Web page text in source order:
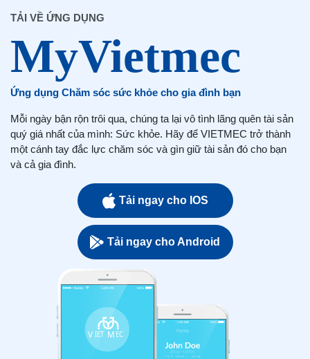
TẢI VỀ ỨNG DỤNG
Ứng dụng Chăm sóc sức khỏe cho gia đình bạn
Mỗi ngày bận rộn trôi qua, chúng ta lại vô tình lãng quên tài sản
quý giá nhất của mình: Sức khỏe. Hãy để VIETMEC trở thành
một cánh tay đắc lực chăm sóc và gìn giữ tài sản đó cho bạn
và cả gia đình.
Tải ngay cho IOS
Tải ngay cho Android